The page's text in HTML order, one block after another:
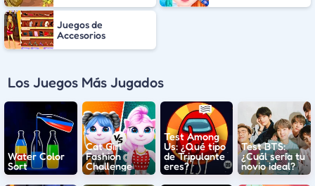
Juegos de
Accesorios
Los Juegos Más Jugados
Water Color
Sort
Cat Girl
Fashion
Challenge
Test Among
Us: ¿Qué tipo
de Tripulante
eres?
Test BTS:
¿Cuál sería tu
novio ideal?